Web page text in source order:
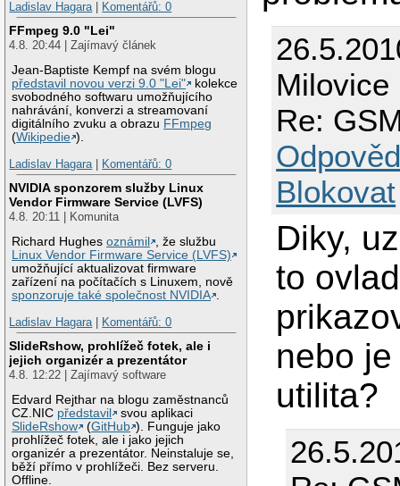
Ladislav Hagara| Komentářů: 0
FFmpeg 9.0 "Lei"
4.8. 20:44 | Zajímavý článek
Jean-Baptiste Kempf na svém blogu
představil novou verzi 9.0 "Lei"
kolekce
svobodného softwaru umožňujícího
nahrávání, konverzi a streamovaní
digitálního zvuku a obrazu FFmpeg
(Wikipedie ).
Ladislav Hagara| Komentářů: 0
NVIDIA sponzorem služby Linux
Vendor Firmware Service (LVFS)
4.8. 20:11 | Komunita
Richard Hughesoznámil
, že službu
Linux Vendor Firmware Service (LVFS)
umožňující aktualizovat firmware
zařízení na počítačích s Linuxem, nově
sponzoruje také společnost NVIDIA .
Ladislav Hagara| Komentářů: 0
SlideRshow, prohlížeč fotek, ale i
jejich organizér a prezentátor
4.8. 12:22 | Zajímavý software
Edvard Rejthar na blogu zaměstnanců
CZ.NIC představil
svou aplikaci
SlideRshow
(GitHub ). Funguje jako
prohlížeč fotek, ale i jako jejich
organizér a prezentátor. Neinstaluje se,
běží přímo v prohlížeči. Bez serveru.
Offline.
Milovice
Re:
Blokovat
Diky,
to
nebo
utilita?